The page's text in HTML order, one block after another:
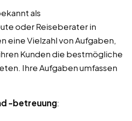
als
oder Reiseberater in
eine Vielzahl von Aufgaben,
Kunden die bestmögliche
Ihre Aufgaben umfassen
-betreuung: